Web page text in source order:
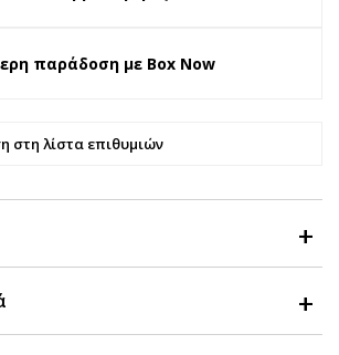
παράδοση με Box Now
στη λίστα επιθυμιών